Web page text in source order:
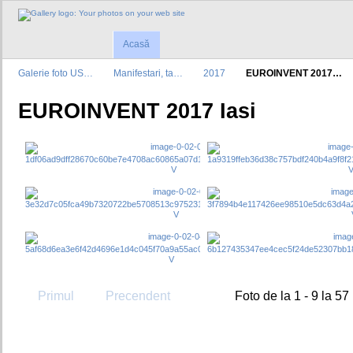
Acasă
Galerie foto US… Manifestari, ta… 2017 EUROINVENT 2017…
EUROINVENT 2017 Iasi
Primul Precendent Foto de la 1 - 9 la 57